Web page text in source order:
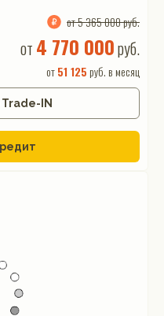
от 5 365 000 руб.
от 4 770 000руб.
от51 125 руб. в месяц
IN